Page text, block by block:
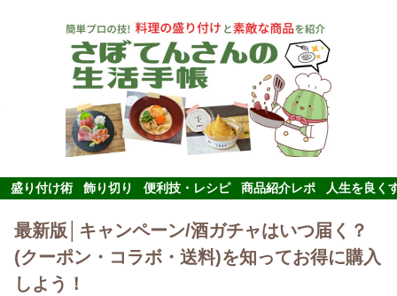
盛り付け術 飾り切り 便利技・レシピ 商品紹介レポ 人生を良く
最新版│キャンペーン/酒ガチャはいつ届く？
(クーポン・コラボ・送料)を知ってお得に購入
しよう！